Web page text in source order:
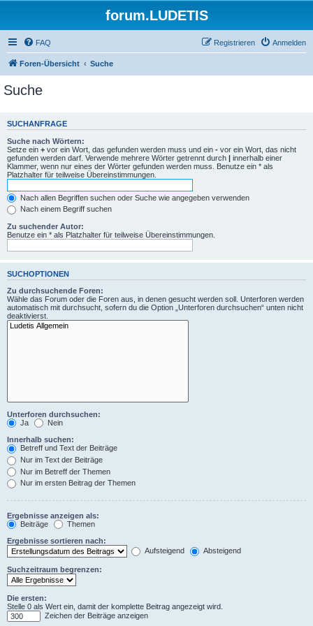
forum.LUDETIS
FAQ Anmelden
Registrieren
Foren-Übersicht Suche
Suche
SUCHANFRAGE
Suche nach Wörtern:
Setze ein + vor ein Wort, das gefunden werden muss und ein - vor ein Wort, das nicht
gefunden werden darf. Verwende mehrere Wörter getrennt durch | innerhalb einer
Klammer, wenn nur eines der Wörter gefunden werden muss. Benutze ein * als
Platzhalter für teilweise Übereinstimmungen.
Nach allen Begriffen suchen oder Suche wie angegeben verwenden
Nach einem Begriff suchen
Zu suchender Autor:
Benutze ein * als Platzhalter für teilweise Übereinstimmungen.
SUCHOPTIONEN
Zu durchsuchende Foren:
Wähle das Forum oder die Foren aus, in denen gesucht werden soll. Unterforen werden
automatisch mit durchsucht, sofern du die Option „Unterforen durchsuchen“ unten nicht
deaktivierst.
Unterforen durchsuchen:
Ja
Nein
Innerhalb suchen:
Betreff und Text der Beiträge
Nur im Text der Beiträge
Nur im Betreff der Themen
Nur im ersten Beitrag der Themen
Ergebnisse anzeigen als:
Beiträge
Themen
Ergebnisse sortieren nach:
Aufsteigend
Absteigend
Suchzeitraum begrenzen:
Die ersten:
Stelle 0 als Wert ein, damit der komplette Beitrag angezeigt wird.
Zeichen der Beiträge anzeigen